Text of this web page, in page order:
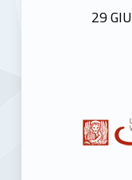
POSTED ON:
29GIU